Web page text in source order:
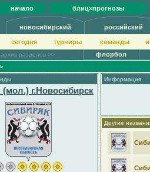
начало блиц×прогнозы
новосибирский российский
сегодня турниры команды
архив разделов >> флорбол
г.Новосибирск
Информация
Другие